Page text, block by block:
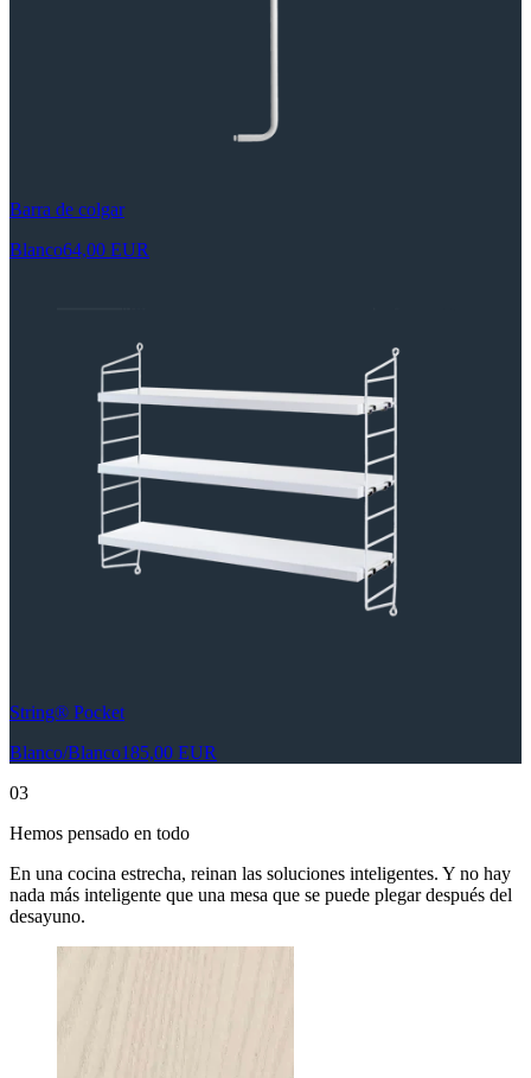
Barra de colgar
Blanco64,00 EUR
String® Pocket
Blanco/Blanco185,00 EUR
03
Hemos pensado en todo
En una cocina estrecha, reinan las soluciones inteligentes. Y no hay
nada más inteligente que una mesa que se puede plegar después del
desayuno.